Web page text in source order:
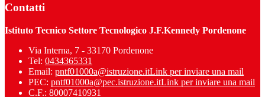
Contatti
Istituto Tecnico Settore Tecnologico J.F.Kennedy Pordenone
Via Interna, 7 - 33170 Pordenone
Tel: 0434365331
Email: pntf01000a@istruzione.itLink per inviare una mail
PEC: pntf01000a@pec.istruzione.itLink per inviare una mail
C.F.: 80007410931